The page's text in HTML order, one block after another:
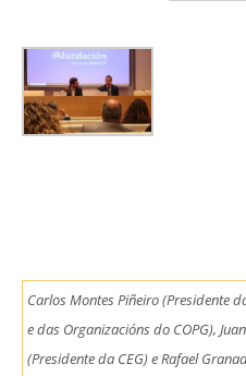
Carlos Montes Piñeiro (Presidente
e das Organizacións do COPG),
(Presidente da CEG) e Rafael